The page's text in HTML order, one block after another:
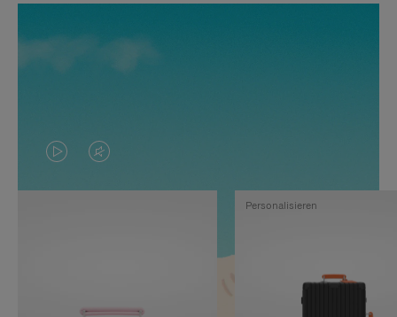
DAS
VIDEO
VIDEO
IST
Personalisieren